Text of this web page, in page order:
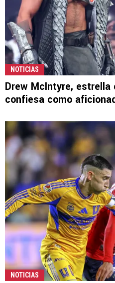
NOTICIAS
Drew McIntyre, estrella
confiesa como
NOTICIAS